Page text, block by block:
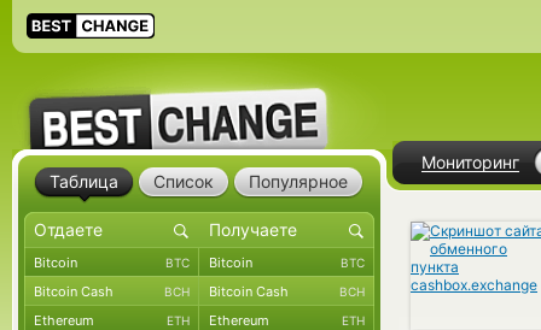
Мониторинг
Таблица Список Популярное
Bitcoin BTC Bitcoin BTC
Bitcoin Cash BCH Bitcoin Cash BCH
Ethereum ETH Ethereum ETH